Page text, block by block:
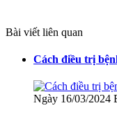
Bài viết liên quan
Cách điều trị
Ngày 16/03/2024